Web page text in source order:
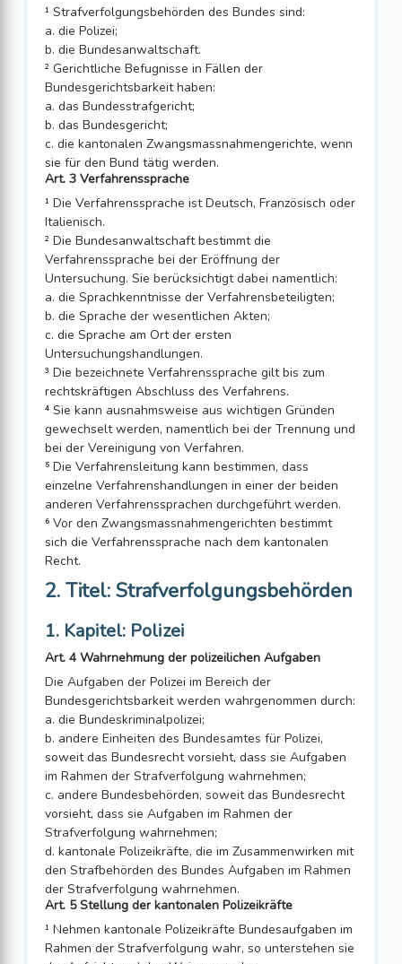
¹ Strafverfolgungsbehörden des Bundes sind:
a. die Polizei;
b. die Bundesanwaltschaft.
² Gerichtliche Befugnisse in Fällen der
Bundesgerichtsbarkeit haben:
a. das Bundesstrafgericht;
b. das Bundesgericht;
c. die kantonalen Zwangsmassnahmengerichte, wenn
sie für den Bund tätig werden.
Art. 3 Verfahrenssprache
¹ Die Verfahrenssprache ist Deutsch, Französisch oder
Italienisch.
² Die Bundesanwaltschaft bestimmt die
Verfahrenssprache bei der Eröffnung der
Untersuchung. Sie berücksichtigt dabei namentlich:
a. die Sprachkenntnisse der Verfahrensbeteiligten;
b. die Sprache der wesentlichen Akten;
c. die Sprache am Ort der ersten
Untersuchungshandlungen.
³ Die bezeichnete Verfahrenssprache gilt bis zum
rechtskräftigen Abschluss des Verfahrens.
⁴ Sie kann ausnahmsweise aus wichtigen Gründen
gewechselt werden, namentlich bei der Trennung und
bei der Vereinigung von Verfahren.
⁵ Die Verfahrensleitung kann bestimmen, dass
einzelne Verfahrenshandlungen in einer der beiden
anderen Verfahrenssprachen durchgeführt werden.
⁶ Vor den Zwangsmassnahmengerichten bestimmt
sich die Verfahrenssprache nach dem kantonalen
Recht.
2. Titel: Strafverfolgungsbehörden
1. Kapitel: Polizei
Art. 4 Wahrnehmung der polizeilichen Aufgaben
Die Aufgaben der Polizei im Bereich der
Bundesgerichtsbarkeit werden wahrge­nommen durch:
a. die Bundeskriminalpolizei;
b. andere Einheiten des Bundesamtes für Polizei,
soweit das Bundesrecht vor­sieht, dass sie Aufgaben
im Rahmen der Strafverfolgung wahrnehmen;
c. andere Bundesbehörden, soweit das Bundesrecht
vorsieht, dass sie Aufgaben im Rahmen der
Strafverfolgung wahrnehmen;
d. kantonale Polizeikräfte, die im Zusammenwirken mit
den Strafbehörden des Bundes Aufgaben im Rahmen
der Strafverfolgung wahrnehmen.
Art. 5 Stellung der kantonalen Polizeikräfte
¹ Nehmen kantonale Polizeikräfte Bundesaufgaben im
Rahmen der Strafverfolgung wahr, so unterstehen sie